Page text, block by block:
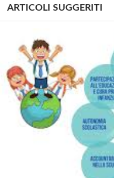
ARTICOLI SUGGERITI